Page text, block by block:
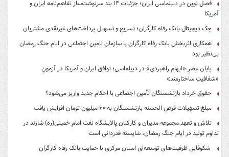
فصل نوین در دیپلماسی ایران؛ جزئیات ۱۴ بند سرنوشت‌ساز تفاهم‌نامه ایران و
آمریکا
چک دیجیتال بانک رفاه کارگران؛ تسریع و تسهیل پرداخت‌های غیرنقدی مشتریان
همکاری اثربخش بانک رفاه کارگران با سازمان تامین اجتماعی در ایام جنگ رمضان
بی‌نظیر بود
پایان عصرِ «ابهام راهبردی» در دیپلماسی؛ توافق ایران و آمریکا در آزمونِ
«شفافیتِ ساختارمند»
حقوق خرداد بازنشستگان تأمین اجتماعی با احکام جدید واریز می‌شود؟
مبلغ تسهیلات قرض الحسنه بازنشستگان به ۶۰ میلیون تومان افزایش یافت
تلاش و تعهد مجموعه مدیران و کارکنان پالایشگاه نفت امام خمینی(ره) شازند در
تداوم تولید در ایام جنگ رمضان، شایسته قدردانی است
شکوفایی ظرفیت‌های توسعه‌ای استان مرکزی با حمایت بانک رفاه کارگران